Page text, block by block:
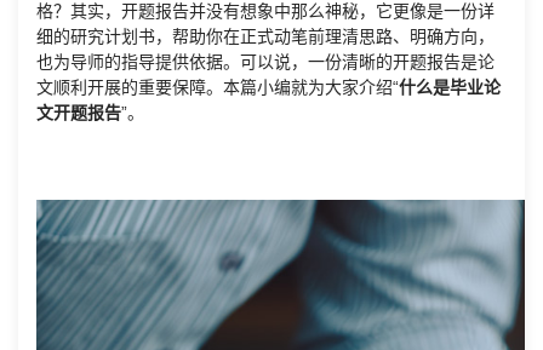
格？其实，开题报告并没有想象中那么神秘，它更像是一份详
细的研究计划书，帮助你在正式动笔前理清思路、明确方向，
也为导师的指导提供依据。可以说，一份清晰的开题报告是论
文顺利开展的重要保障。本篇小编就为大家介绍“什么是毕业论
文开题报告”。